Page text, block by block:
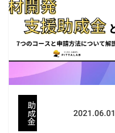
ンサルティングを利用す
るメリットや選び方、お
すすめ30選をご紹介して
います。
助
成
金
2021.06.01